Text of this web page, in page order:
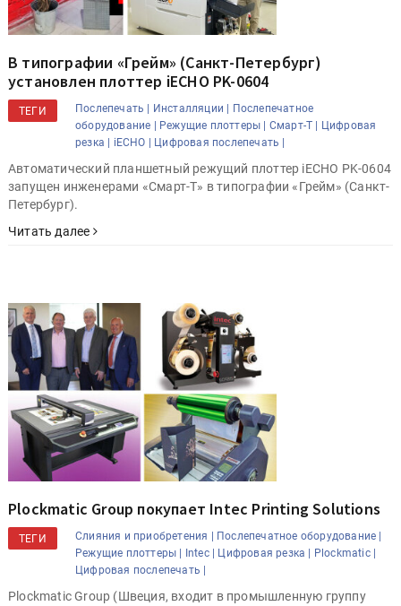
В типографии «Грейм» (Санкт-Петербург)
установлен плоттер iECHO PK-0604
ТЕГИ Послепечать | Инсталляции | Послепечатное
оборудование | Режущие плоттеры | Смарт-Т | Цифровая
резка | iECHO | Цифровая послепечать |
Автоматический планшетный режущий плоттер iECHO PK-0604
запущен инженерами «Смарт-Т» в типографии «Грейм» (Санкт-
Петербург).
Читать далее
Plockmatic Group покупает Intec Printing Solutions
ТЕГИ Слияния и приобретения |
Послепечатное оборудование |
Режущие плоттеры |
Intec | Цифровая резка |
Plockmatic |
Цифровая послепечать |
Plockmatic Group (Швеция, входит в промышленную группу